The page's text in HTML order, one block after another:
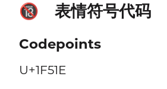
🔞 表情符号代码
Codepoints
U+1F51E